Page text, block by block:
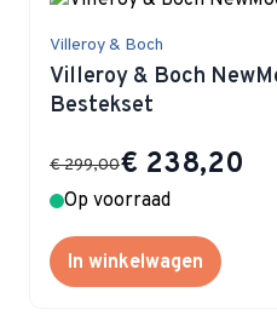
Villeroy & Boch
Villeroy & Boch
Bestekset
Special Price
€ 238,20
€ 299,00
Op voorraad
In winkelwagen